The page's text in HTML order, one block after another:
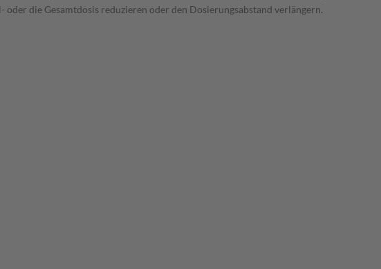
die Gesamtdosis reduzieren oder den Dosierungsabstand verlängern.